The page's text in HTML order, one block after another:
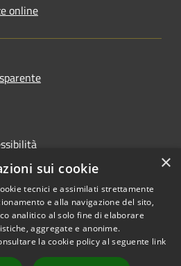
online
Copyright © 2026 • Comune di
Caltanissetta • Powered by
Municipium•Accesso
×
sui cookie
tecnici e assimilati strettamente
e alla navigazione del sito,
analitico al solo fine di elaborare
aggregate e anonime.
la cookie policy al seguente link